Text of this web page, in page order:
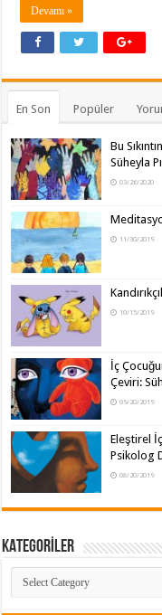
Devamı »
En Son Popüler
Bu
Süheyla
03/26/2020
11/30/2019
10/15/2019
İç
Çeviri:
09/20/2019
Eleştirel
Psikolog
08/20/2019
KATEGORİLER
KATEGORİLER